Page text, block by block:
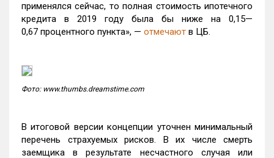
применялся сейчас, то полная стоимость ипотечного
кредита в 2019 году была бы ниже на 0,15—
0,67 процентного пункта», — отмечают в ЦБ.
Фото: www.thumbs.dreamstime.com
В итоговой версии концепции уточнен минимальный
перечень страхуемых рисков. В их числе смерть
заемщика в результате несчастного случая или